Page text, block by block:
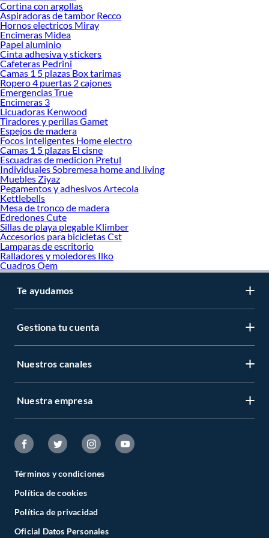
Sabemos que la calidad, confianza y seguridad son factores importantes al
momento de decidir qué modelo comprar, por ello contamos con una amplia
oferta de marcas prestigiosas y reconocidas en Top Freezer. De esta manera,
inviertes en durabilidad, rendimiento, excelencia y satisfacción garantizada.
Cortina con argollas
Aspiradoras de tambor Recco
Hornos electricos Miray
Encimeras Midea
Papel aluminio
Cinta adhesiva y stickers
Cafeteras Pedrini
Camas 1 5 plazas Box tarimas
Ropero 4 puertas 2 cajones
Emergencias True
Encimeras 3
Licuadoras Kenwood
Tiradores y perillas Gamet
Espejos de madera
Focos inteligentes Home electro
Camas 1 5 plazas El cisne
Escuadras de medicion Pretul
Individuales Sobremesa home and living
Muebles Ziyaz
Pegamentos y adhesivos Artecola
Kettlebells
Mesa de tronco de madera
Edredones Cute
Sillas de playa plegable Klimber
Accesorios para bicicletas Cst
Lamparas de escritorio
Ralladores y moledores Ilko
Cuadros Oem
Te ayudamos
Gestiona tu cuenta
Nuestros canales
Nuestra empresa
Términos y condiciones
Política de cookies
Política de privacidad
Oficial Datos Personales